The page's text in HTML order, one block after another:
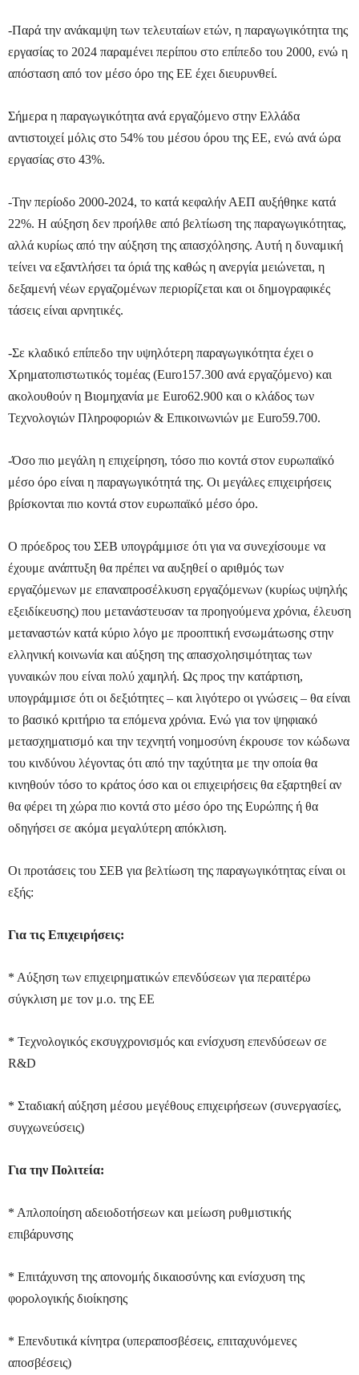
-Παρά την ανάκαμψη των τελευταίων ετών, η παραγωγικότητα της
εργασίας το 2024 παραμένει περίπου στο επίπεδο του 2000, ενώ η
απόσταση από τον μέσο όρο της ΕΕ έχει διευρυνθεί.
Σήμερα η παραγωγικότητα ανά εργαζόμενο στην Ελλάδα
αντιστοιχεί μόλις στο 54% του μέσου όρου της ΕΕ, ενώ ανά ώρα
εργασίας στο 43%.
-Την περίοδο 2000-2024, το κατά κεφαλήν ΑΕΠ αυξήθηκε κατά
22%. Η αύξηση δεν προήλθε από βελτίωση της παραγωγικότητας,
αλλά κυρίως από την αύξηση της απασχόλησης. Αυτή η δυναμική
τείνει να εξαντλήσει τα όριά της καθώς η ανεργία μειώνεται, η
δεξαμενή νέων εργαζομένων περιορίζεται και οι δημογραφικές
τάσεις είναι αρνητικές.
-Σε κλαδικό επίπεδο την υψηλότερη παραγωγικότητα έχει ο
Χρηματοπιστωτικός τομέας (Euro157.300 ανά εργαζόμενο) και
ακολουθούν η Βιομηχανία με Euro62.900 και ο κλάδος των
Τεχνολογιών Πληροφοριών & Επικοινωνιών με Euro59.700.
-Όσο πιο μεγάλη η επιχείρηση, τόσο πιο κοντά στον ευρωπαϊκό
μέσο όρο είναι η παραγωγικότητά της. Οι μεγάλες επιχειρήσεις
βρίσκονται πιο κοντά στον ευρωπαϊκό μέσο όρο.
Ο πρόεδρος του ΣΕΒ υπογράμμισε ότι για να συνεχίσουμε να
έχουμε ανάπτυξη θα πρέπει να αυξηθεί ο αριθμός των
εργαζόμενων με επαναπροσέλκυση εργαζόμενων (κυρίως υψηλής
εξειδίκευσης) που μετανάστευσαν τα προηγούμενα χρόνια, έλευση
μεταναστών κατά κύριο λόγο με προοπτική ενσωμάτωσης στην
ελληνική κοινωνία και αύξηση της απασχολησιμότητας των
γυναικών που είναι πολύ χαμηλή. Ως προς την κατάρτιση,
υπογράμμισε ότι οι δεξιότητες – και λιγότερο οι γνώσεις – θα είναι
το βασικό κριτήριο τα επόμενα χρόνια. Ενώ για τον ψηφιακό
μετασχηματισμό και την τεχνητή νοημοσύνη έκρουσε τον κώδωνα
του κινδύνου λέγοντας ότι από την ταχύτητα με την οποία θα
κινηθούν τόσο το κράτος όσο και οι επιχειρήσεις θα εξαρτηθεί αν
θα φέρει τη χώρα πιο κοντά στο μέσο όρο της Ευρώπης ή θα
οδηγήσει σε ακόμα μεγαλύτερη απόκλιση.
Οι προτάσεις του ΣΕΒ για βελτίωση της παραγωγικότητας είναι οι
εξής:
Για τις Επιχειρήσεις:
* Αύξηση των επιχειρηματικών επενδύσεων για περαιτέρω
σύγκλιση με τον μ.ο. της EE
* Τεχνολογικός εκσυγχρονισμός και ενίσχυση επενδύσεων σε
R&D
* Σταδιακή αύξηση μέσου μεγέθους επιχειρήσεων (συνεργασίες,
συγχωνεύσεις)
Για την Πολιτεία:
* Απλοποίηση αδειοδοτήσεων και μείωση ρυθμιστικής
επιβάρυνσης
* Επιτάχυνση της απονομής δικαιοσύνης και ενίσχυση της
φορολογικής διοίκησης
* Επενδυτικά κίνητρα (υπεραποσβέσεις, επιταχυνόμενες
αποσβέσεις)